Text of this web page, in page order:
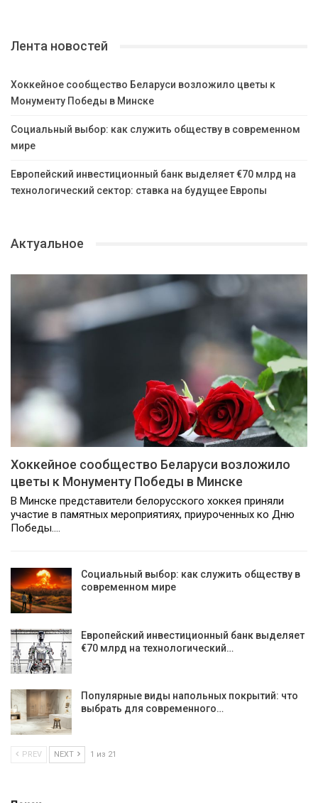
Лента новостей
Хоккейное сообщество Беларуси возложило цветы к
Монументу Победы в Минске
Социальный выбор: как служить обществу в современном
мире
Европейский инвестиционный банк выделяет €70 млрд на
технологический сектор: ставка на будущее Европы
Актуальное
Хоккейное сообщество Беларуси возложило
цветы к Монументу Победы в Минске
В Минске представители белорусского хоккея приняли
участие в памятных мероприятиях, приуроченных ко Дню
Победы.…
Социальный выбор: как служить обществу в
современном мире
Европейский инвестиционный банк выделяет
€70 млрд на технологический…
Популярные виды напольных покрытий: что
выбрать для современного…
PREV NEXT 1 из 21